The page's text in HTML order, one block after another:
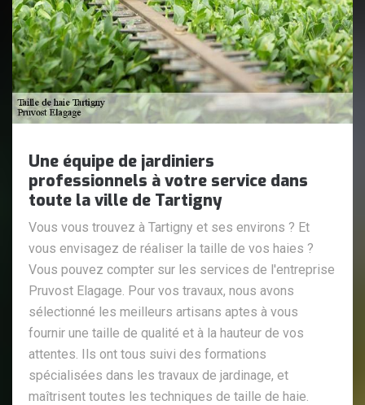
Une équipe de jardiniers
professionnels à votre service dans
toute la ville de Tartigny
Vous vous trouvez à Tartigny et ses environs ? Et
vous envisagez de réaliser la taille de vos haies ?
Vous pouvez compter sur les services de l'entreprise
Pruvost Elagage. Pour vos travaux, nous avons
sélectionné les meilleurs artisans aptes à vous
fournir une taille de qualité et à la hauteur de vos
attentes. Ils ont tous suivi des formations
spécialisées dans les travaux de jardinage, et
maîtrisent toutes les techniques de taille de haie.